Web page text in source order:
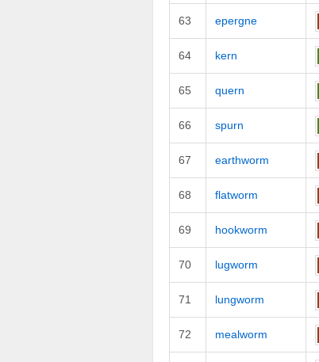
63 epergne
64 kern
65 quern
66 spurn
67 earthworm
68 flatworm
69 hookworm
70 lugworm
71 lungworm
72 mealworm